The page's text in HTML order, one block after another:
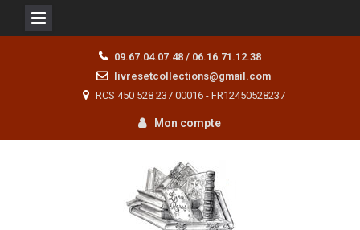
09.67.04.07.48 / 06.16.71.12.38
livresetcollections@gmail.com
RCS 450 528 237 00016 - FR12450528237
Mon compte